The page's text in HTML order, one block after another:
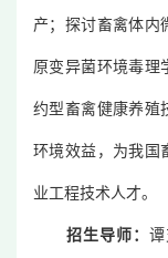
产；探讨畜禽体内
原变异菌环境毒理
约型畜禽健康养殖
环境效益，为我国
业工程技术人才。
招生导师：